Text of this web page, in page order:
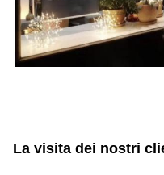
La visita dei nostri